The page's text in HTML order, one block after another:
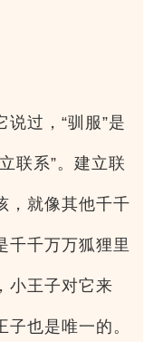
过，“驯服”是
联系”。建立联
，就像其他千千
千千万万狐狸里
小王子对它来
也是唯一的。